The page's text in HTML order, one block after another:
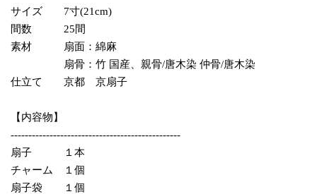
サイズ 7寸(21cm)
間数 25間
素材 扇面：綿麻
扇骨：竹 国産、親骨/唐木染 仲骨/唐木染
仕立て 京都 京扇子
【内容物】
------------------------------------------------
扇子 １本
チャーム １個
扇子袋 １個